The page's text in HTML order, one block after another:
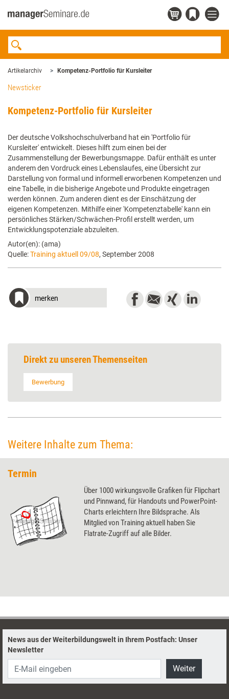
Artikelarchiv Kompetenz-Portfolio für Kursleiter
Newsticker
Kompetenz-Portfolio für Kursleiter
Der deutsche Volkshochschulverband hat ein 'Portfolio für
Kursleiter' entwickelt. Dieses hilft zum einen bei der
Zusammenstellung der Bewerbungsmappe. Dafür enthält es unter
anderem den Vordruck eines Lebenslaufes, eine Übersicht zur
Darstellung von formal und informell erworbenen Kompetenzen und
eine Tabelle, in die bisherige Angebote und Produkte eingetragen
werden können. Zum anderen dient es der Einschätzung der
eigenen Kompetenzen. Mithilfe einer 'Kompetenztabelle' kann ein
persönliches Stärken/Schwächen-Profil erstellt werden, um
Entwicklungspotenziale abzuleiten.
Autor(en): (ama)
Quelle:Training aktuell 09/08, September 2008
merken
Direkt zu unseren Themenseiten
Bewerbung
Weitere Inhalte zum Thema:
Termin
Über 1000 wirkungsvolle Grafiken für Flipchart
und Pinnwand, für Handouts und PowerPoint-
Charts erleichtern Ihre Bildsprache. Als
Mitglied von Training aktuell haben Sie
Flatrate-Zugriff auf alle Bilder.
News aus der Weiterbildungswelt in Ihrem Postfach: Unser
Newsletter
Weiter